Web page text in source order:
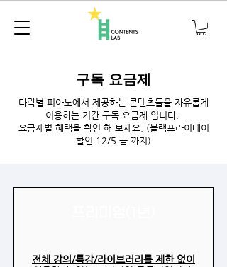
​구독 요금제
다락별 피아노에서 제공하는 콘텐츠들을 자유롭게
이용하는 기간 구독 요금제 입니다.
​요금제별 혜택을 확인 해 보세요. (블랙프라이데이
할인 12/5 금 까지)
전체 강의/특강/라이브러리를 제한 없이